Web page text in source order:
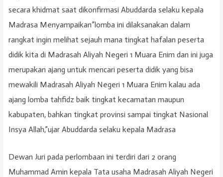
secara khidmat saat dikonfirmasi Abuddarda selaku kepala
Madrasa Menyampaikan”lomba ini dilaksanakan dalam
rangkat ingin melihat sejauh mana tingkat hafalan peserta
didik kita di Madrasah Aliyah Negeri 1 Muara Enim dan ini juga
merupakan ajang untuk mencari peserta didik yang bisa
mewakili Madrasah Aliyah Negeri 1 Muara Enim kalau ada
ajang lomba tahfidz baik tingkat kecamatan maupun
kabupaten, bahkan tingkat provinsi sampai tingkat Nasional
Insya Allah,”ujar Abuddarda selaku kepala Madrasa
Dewan Juri pada perlombaan ini terdiri dari 2 orang
Muhammad Amin kepala Tata usaha Madrasah Aliyah Negeri